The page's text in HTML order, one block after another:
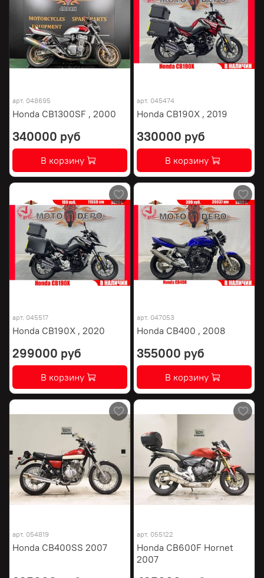
арт. 048695
Honda CB1300SF , 2000
340000 руб
В корзину
арт. 045474
Honda CB190X , 2019
330000 руб
В корзину
арт. 045517
Honda CB190X , 2020
299000 руб
В корзину
арт. 047053
Honda CB400 , 2008
355000 руб
В корзину
арт. 054819
Honda CB400SS 2007
арт. 055122
Honda CB600F Hornet
2007